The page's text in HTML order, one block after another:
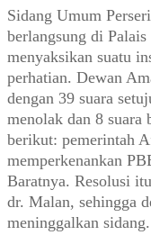
Sidang Umum
berlangsung di
menyaksikan suatu
perhatian. Dewan
dengan 39 suara
menolak dan 8 suara
berikut: pemerintah
memperkenankan
Baratnya. Resolusi
dr. Malan, sehingga
meninggalkan sidang.